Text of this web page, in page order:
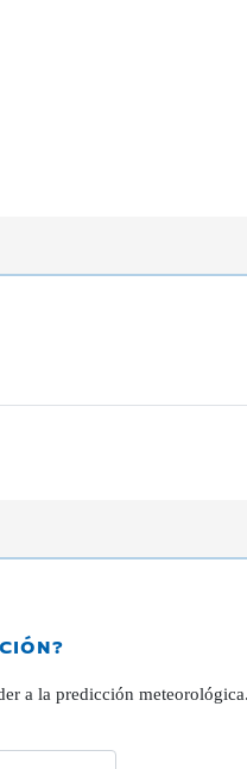
a la predicción meteorológica.